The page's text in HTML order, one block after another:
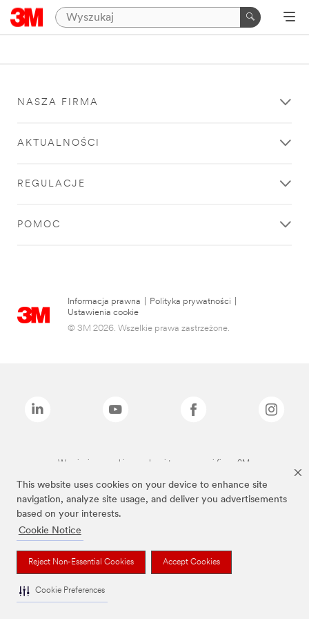
This website uses cookies on your device to enhance site
navigation, analyze site usage, and deliver you advertisements
based on your interests.
Cookie Notice
Reject Non-Essential Cookies Accept Cookies
Cookie Preferences
NASZA FIRMA
AKTUALNOŚCI
REGULACJE
POMOC
Informacja prawna Polityka prywatności
Ustawienia cookie
© 3M 2026. Wszelkie prawa zastrzeżone.
Wymienione marki są znakami towarowymi firmy 3M.